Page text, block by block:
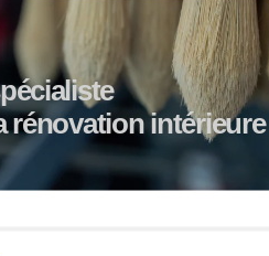
rénovation intérieure